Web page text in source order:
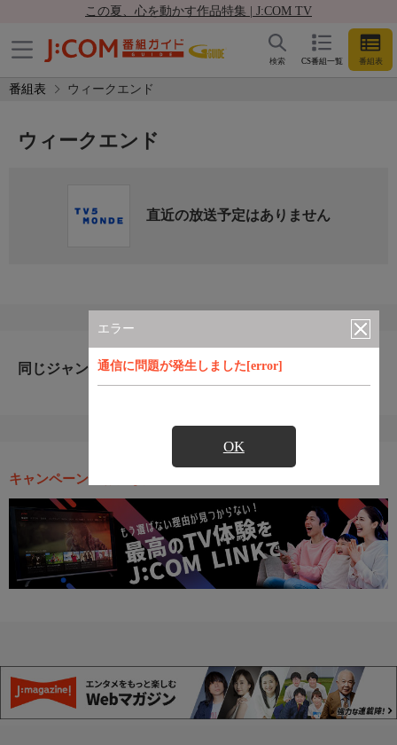
この夏、心を動かす作品特集 | J:COM TV
CS番組一覧 番組表
検索
番組表 ウィークエンド
エラー
通信に問題が発生しました[error]
OK
ウィークエンド
直近の放送予定はありません
同じジャンルのおすすめ番組
キャンペーン・お得な情報